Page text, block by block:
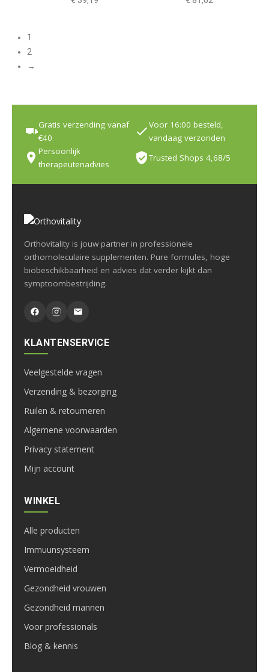
1
2
→
Gratis verzending vanaf
€40
Voor 16:00 besteld,
vandaag verzonden
Persoonlijk
therapeutenadvies
Trusted Shops 4,68/5
Orthovitality is jouw partner in professionele
orthomoleculaire supplementen. Pure formules, hoge
biobeschikbaarheid en advies dat verder kijkt dan
symptoombestrijding.
KLANTENSERVICE
Veelgestelde vragen
Verzending & bezorging
Ruilen & retourneren
Algemene voorwaarden
Privacy statement
Mijn account
WINKEL
Alle producten
Immuunsysteem
Vermoeidheid
Gezondheid vrouwen
Gezondheid mannen
Voor professionals
Blog & kennis